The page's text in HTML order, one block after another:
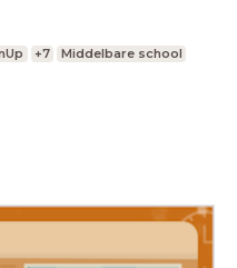
+7
Middelbare school